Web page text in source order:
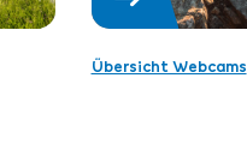
Übersicht Webcams